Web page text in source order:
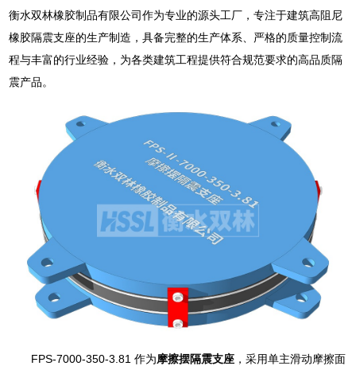
衡水双林橡胶制品有限公司作为专业的源头工厂，专注于建筑高阻尼
橡胶隔震支座的生产制造，具备完整的生产体系、严格的质量控制流
程与丰富的行业经验，为各类建筑工程提供符合规范要求的高品质隔
震产品。
FPS-7000-350-3.81 作为摩擦摆隔震支座 ，采用单主滑动摩擦面